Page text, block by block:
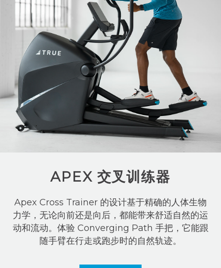
APEX 交叉训练器
Apex Cross Trainer 的设计基于精确的人体生物
力学，无论向前还是向后，都能带来舒适自然的运
动和流动。体验 Converging Path 手把，它能跟
随手臂在行走或跑步时的自然轨迹。